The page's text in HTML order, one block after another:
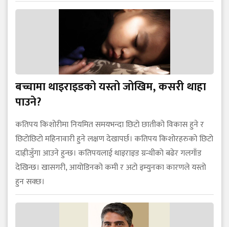
बच्चामा थाइराइडको यस्तो जोखिम, कसरी थाहा
पाउने?
कतिपय किशोरीमा नियमित समयभन्दा छिटो छातीको विकास हुने र
छिटोछिटो महिनावारी हुने लक्षण देखापर्छ। कतिपय किशोरहरुको छिटो
दाह्रीजुँगा आउने हुन्छ। कतिपयलाई थाइराइड ग्रन्थीको बढेर गलगाँड
देखिन्छ। खासगरी, आयोडिनको कमी र अटो इम्युनका कारणले यस्तो
हुन सक्छ।